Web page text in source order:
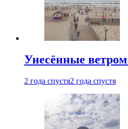
Унесённые
2 года спустя2 года спустя